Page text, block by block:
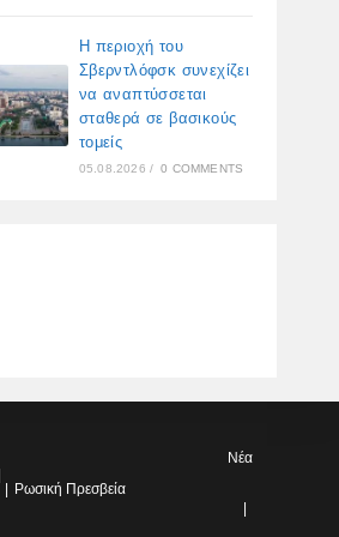
Η περιοχή του
Σβερντλόφσκ συνεχίζει
να αναπτύσσεται
σταθερά σε βασικούς
τομείς
05.08.2026 / 0 COMMENTS
Νέα
Ρωσική Πρεσβεία